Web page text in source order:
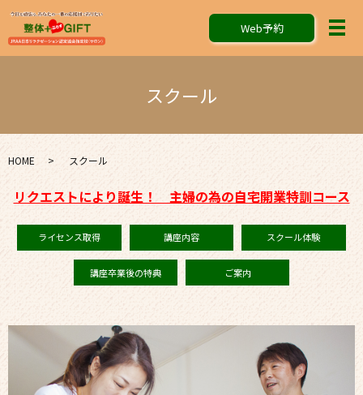
Web予約 メ
スクール
HOME スクール
リクエストにより誕生！ 主婦の為の自宅開業特訓コース
ライセンス取得 講座内容 スクール体験
講座卒業後の特典 ご案内